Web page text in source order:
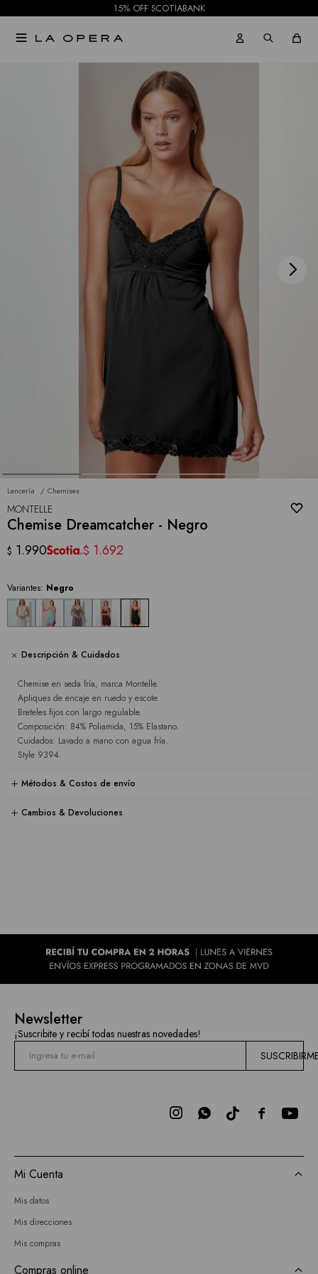
15% OFF SCOTIABANK

Lencería Chemises
MONTELLE
Chemise Dreamcatcher - Negro
$ 1.990 $ 1.692
Variantes: Negro
Descripción & Cuidados
Chemise en seda fría, marca Montelle.
Apliques de encaje en ruedo y escote.
Breteles fijos con largo regulable.
Composición: 84% Poliamida, 15% Elastano.
Cuidados: Lavado a mano con agua fría.
Style 9394.
Métodos & Costos de envío
Cambios & Devoluciones
NOTIFICARME
Newsletter
¡Suscribite y recibí todas nuestras novedades!

 
Mi Cuenta
Mis datos
Mis direcciones
Mis compras
Compras online